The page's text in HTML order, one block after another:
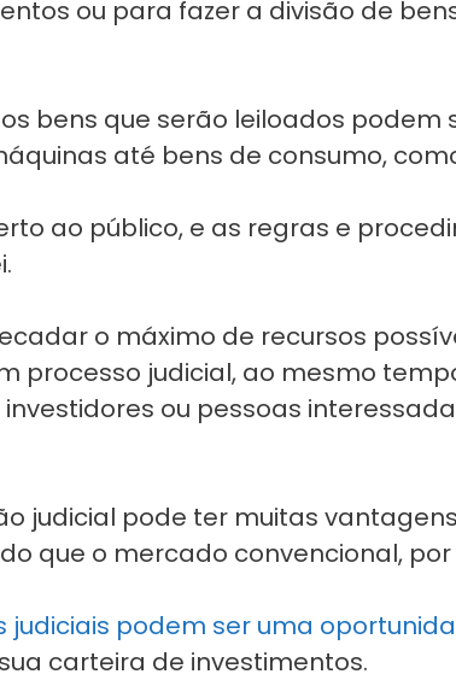
ou para fazer a divisão de
bens que serão leiloados podem
até bens de consumo,
ao público, e as regras e
o máximo de recursos
processo judicial, ao mesmo
ou pessoas
judicial pode ter muitas
que o mercado convencional,
judiciais podem ser uma
carteira de investimentos.